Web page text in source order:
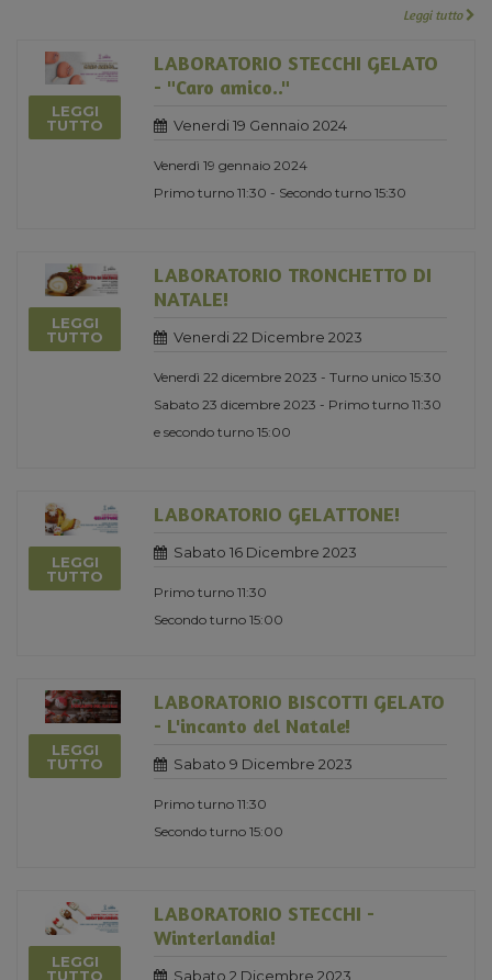
Leggi tutto
LEGGI
TUTTO
LABORATORIO STECCHI GELATO
- "Caro amico.."
Venerdi 19 Gennaio 2024
Venerdì 19 gennaio 2024
Primo turno 11:30 - Secondo turno 15:30
LEGGI
TUTTO
LABORATORIO TRONCHETTO DI
NATALE!
Venerdi 22 Dicembre 2023
Venerdì 22 dicembre 2023 - Turno unico 15:30
Sabato 23 dicembre 2023 - Primo turno 11:30
e secondo turno 15:00
LEGGI
TUTTO
LABORATORIO GELATTONE!
Sabato 16 Dicembre 2023
Primo turno 11:30
Secondo turno 15:00
LEGGI
TUTTO
LABORATORIO BISCOTTI GELATO
- L'incanto del Natale!
Sabato 9 Dicembre 2023
Primo turno 11:30
Secondo turno 15:00
LEGGI
TUTTO
LABORATORIO STECCHI -
Winterlandia!
Sabato 2 Dicembre 2023